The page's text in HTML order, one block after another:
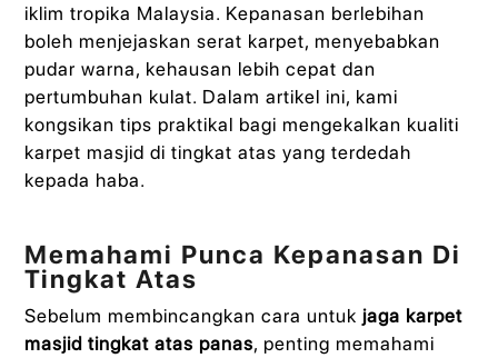
iklim tropika Malaysia. Kepanasan berlebihan
boleh menjejaskan serat karpet, menyebabkan
pudar warna, kehausan lebih cepat dan
pertumbuhan kulat. Dalam artikel ini, kami
kongsikan tips praktikal bagi mengekalkan kualiti
karpet masjid di tingkat atas yang terdedah
kepada haba.
Memahami Punca Kepanasan Di
Tingkat Atas
Sebelum membincangkan cara untuk jaga karpet
masjid tingkat atas panas, penting memahami